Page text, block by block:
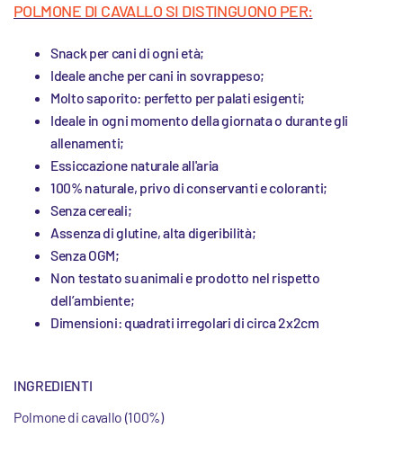
POLMONE DI CAVALLO SI DISTINGUONO PER:
Snack per cani di ogni età;
Ideale anche per cani in sovrappeso;
Molto saporito: perfetto per palati esigenti;
Ideale in ogni momento della giornata o durante gli
allenamenti;
Essiccazione naturale all'aria
100% naturale, privo di conservanti e coloranti;
Senza cereali;
Assenza di glutine, alta digeribilità;
Senza OGM;
Non testato su animali e prodotto nel rispetto
dell’ambiente;
Dimensioni: quadrati irregolari di circa 2x2cm
INGREDIENTI
Polmone di cavallo (100%)